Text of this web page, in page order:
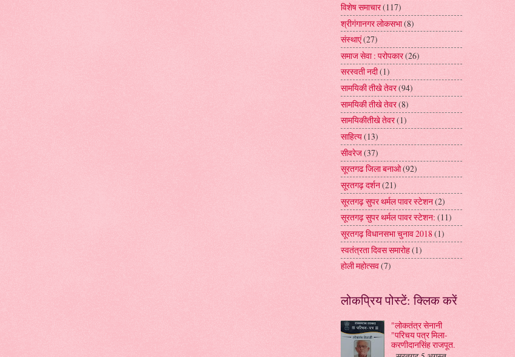
विशेष समाचार(117)
श्रीगंगानगर लोकसभा(8)
संस्थाएं(27)
समाज सेवा : परोपकार(26)
सरस्वती नदी(1)
सामयिकी तीखे तेवर(94)
सामयिकी तीखे तेवर(8)
सामयिकीतीखे तेवर(1)
साहित्य(13)
सीवरेज(37)
सूरतगढ जिला बनाओ(92)
सूरतगढ़ दर्शन(21)
सूरतगढ़ सुपर थर्मल पावर स्टेशन(2)
सूरतगढ़ सुपर थर्मल पावर स्टेशन: (11)
सूरतगढ़ विधानसभा चुनाव 2018(1)
स्वतंत्रता दिवस समारोह(1)
होली महोत्सव(7)
लोकप्रिय पोस्टें: क्लिक करें
"लोकतंत्र सेनानी
"परिचय पत्र मिला-
करणीदानसिंह राजपूत.